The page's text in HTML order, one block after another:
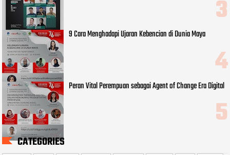
9 Cara Menghadapi Ujaran Kebencian di Dunia Maya
Peran Vital Perempuan sebagai Agent of Change Era Digital
CATEGORIES